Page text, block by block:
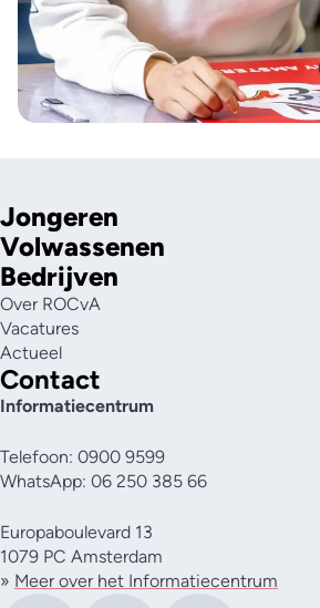
Jongeren
Volwassenen
Bedrijven
Over ROCvA
Vacatures
Actueel
Contact
Informatiecentrum
Telefoon: 0900 9599
WhatsApp: 06 250 385 66
Europaboulevard 13
1079 PC Amsterdam
» Meer over het Informatiecentrum